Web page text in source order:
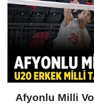
Afyonlu Milli